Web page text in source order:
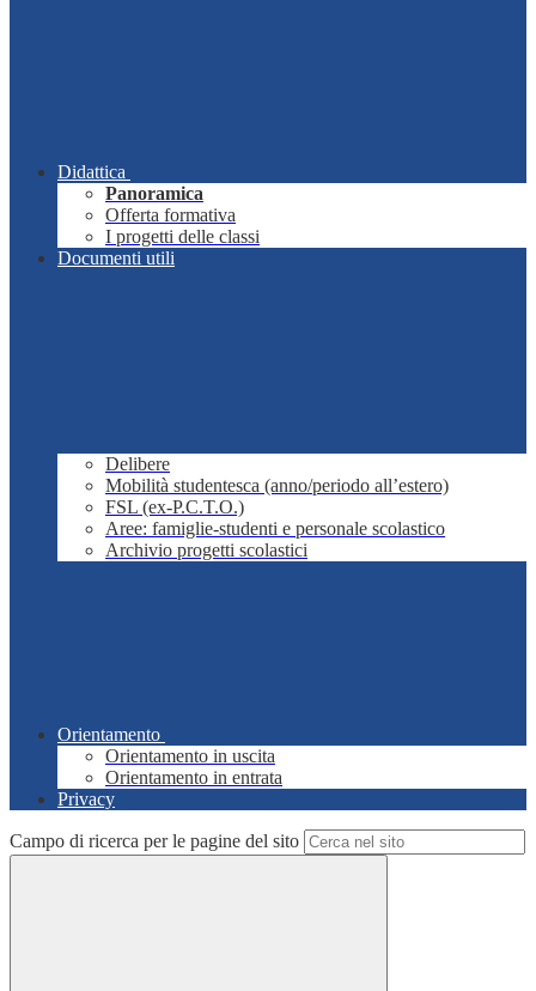
Didattica
Panoramica
Offerta formativa
I progetti delle classi
Documenti utili
Delibere
Mobilità studentesca (anno/periodo all’estero)
FSL (ex-P.C.T.O.)
Aree: famiglie-studenti e personale scolastico
Archivio progetti scolastici
Orientamento
Orientamento in uscita
Orientamento in entrata
Privacy
Campo di ricerca per le pagine del sito